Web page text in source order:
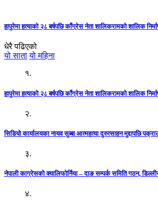
हापुरेमा हत्याको २८ बर्षपछि काँग्रेस नेता शालिकरामको शालिक
धेरै पढिएको
यो साता यो महिना
१.
हापुरेमा हत्याको २८ बर्षपछि काँग्रेस नेता शालिकरामको शालिक
२.
सिडियो कार्यालयका नायव सुब्बा आत्महत्या दुरुत्साहन मुद्दापछि
३.
नेपाली काग्रेसको क्यालिफोर्निया – दाङ सम्पर्क समिति गठन,
४.